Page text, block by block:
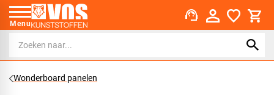
Menu support_agent
Wonderboard panelen